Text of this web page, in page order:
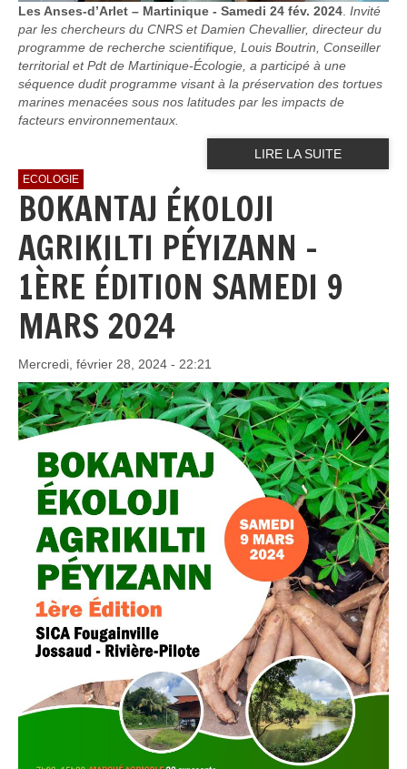
Les Anses-d’Arlet – Martinique - Samedi 24 fév. 2024 Invité
par les chercheurs du CNRS et Damien Chevallier, directeur du
programme de recherche scientifique, Louis Boutrin, Conseiller
territorial et Pdt de Martinique-Écologie, a participé à une
séquence dudit programme visant à la préservation des tortues
marines menacées sous nos latitudes par les impacts de
facteurs environnementaux.
LIRE LA SUITE
ECOLOGIE
BOKANTAJ ÉKOLOJI
AGRIKILTI PÉYIZANN -
1ÈRE ÉDITION SAMEDI 9
MARS 2024
Mercredi, février 28, 2024 - 22:21